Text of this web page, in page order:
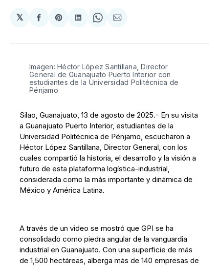
𝕏
Compartir
Facebook
Share
Pinterest
Compartir
LinkedIn
Share
WhatsApp
Compartir
Email
Imagen: Héctor López Santillana, Director
General de Guanajuato Puerto Interior con
estudiantes de la Universidad Politécnica de
Pénjamo
Silao, Guanajuato, 13 de agosto de 2025.- En su visita
a Guanajuato Puerto Interior, estudiantes de la
Universidad Politécnica de Pénjamo, escucharon a
Héctor López Santillana, Director General, con los
cuales compartió la historia, el desarrollo y la visión a
futuro de esta plataforma logística-industrial,
considerada como la más importante y dinámica de
México y América Latina.
A través de un video se mostró que GPI se ha
consolidado como piedra angular de la vanguardia
industrial en Guanajuato. Con una superficie de más
de 1,500 hectáreas, alberga más de 140 empresas de